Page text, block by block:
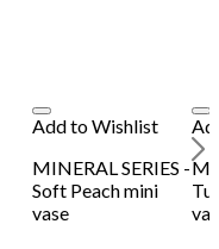
Add to Wishlist
MINERAL SERIES -
Soft Peach mini
vase